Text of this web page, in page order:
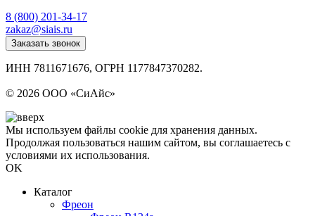
8 (800) 201-34-17
zakaz@siais.ru
Заказать звонок
ИНН 7811671676, ОГРН 1177847370282.
© 2026 ООО «СиАйс»
Мы используем файлы cookie для хранения данных.
Продолжая пользоваться нашим сайтом, вы соглашаетесь с
условиями их использования.
OK
Каталог
Фреон